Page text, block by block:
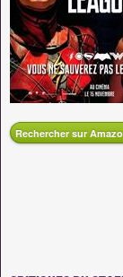
Rechercher sur